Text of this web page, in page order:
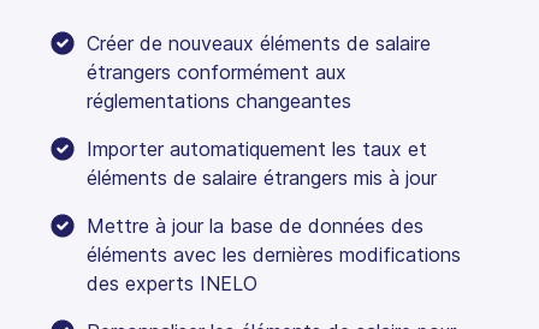
Créer de nouveaux éléments de salaire
étrangers conformément aux
réglementations changeantes
Importer automatiquement les taux et
éléments de salaire étrangers mis à jour
Mettre à jour la base de données des
éléments avec les dernières modifications
des experts INELO